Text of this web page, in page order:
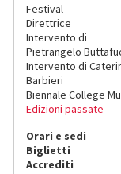
Festival
Direttrice
Intervento di
Pietrangelo
Intervento di
Barbieri
Biennale College
Edizioni passate
Orari e sedi
Biglietti
Accrediti